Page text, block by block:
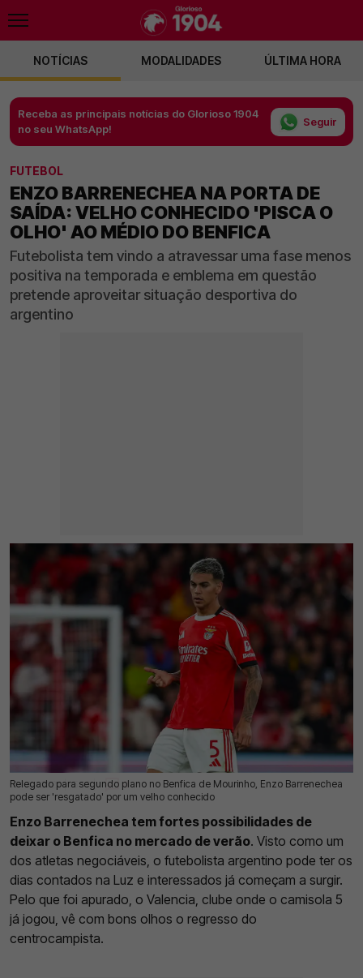
NOTÍCIAS MODALIDADES ÚLTIMA HORA
Receba as principais notícias do Glorioso 1904
no seu WhatsApp!
Seguir
FUTEBOL
ENZO BARRENECHEA NA PORTA DE
SAÍDA: VELHO CONHECIDO 'PISCA O
OLHO' AO MÉDIO DO BENFICA
Futebolista tem vindo a atravessar uma fase menos
positiva na temporada e emblema em questão
pretende aproveitar situação desportiva do
argentino
Relegado para segundo plano no Benfica de Mourinho, Enzo Barrenechea
pode ser 'resgatado' por um velho conhecido
08 Mai 2026 | 15:30 | 0
Enzo Barrenechea tem fortes possibilidades de
deixar o Benfica no mercado de verão. Visto como um
dos atletas negociáveis, o futebolista argentino pode ter os
dias contados na Luz e interessados já começam a surgir.
Pelo que foi apurado, o Valencia, clube onde o camisola 5
já jogou, vê com bons olhos o regresso do
centrocampista.